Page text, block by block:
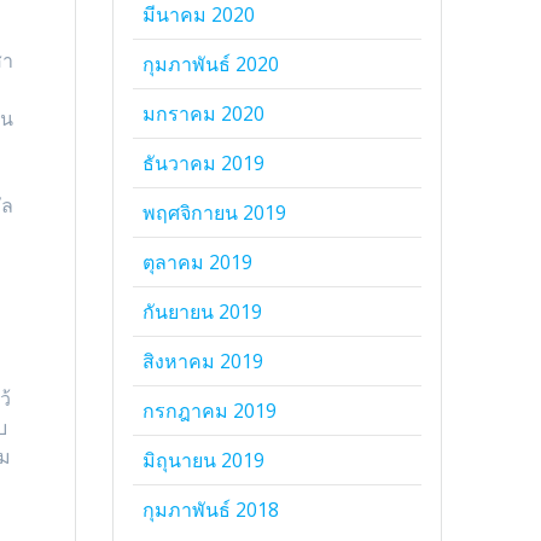
มีนาคม 2020
กุมภาพันธ์ 2020
มกราคม 2020
ธันวาคม 2019
พฤศจิกายน 2019
ตุลาคม 2019
กันยายน 2019
สิงหาคม 2019
กรกฎาคม 2019
มิถุนายน 2019
กุมภาพันธ์ 2018